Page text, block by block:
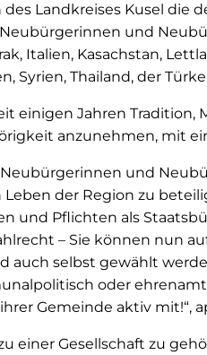
Landkreises Kusel die
und
Italien, Kasachstan,
Syrien, Thailand, der
einigen Jahren Tradition,
anzunehmen, mit
und
der Region zu
und Pflichten als
– Sie können nun
auch selbst gewählt
oder
Gemeinde aktiv mit!“,
einer Gesellschaft zu